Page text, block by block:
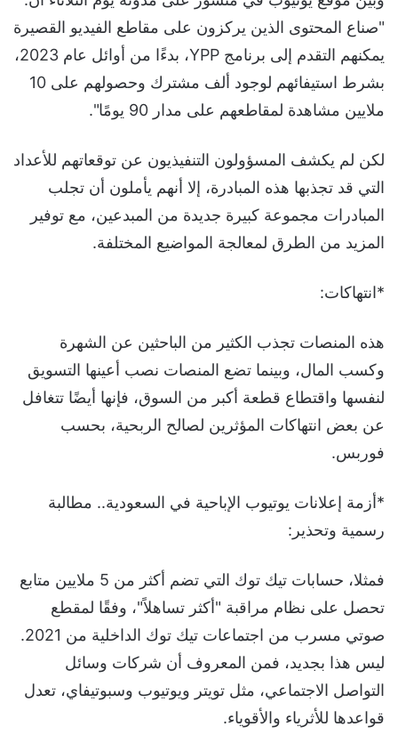
"صناع المحتوى الذين يركزون على مقاطع الفيديو القصيرة
يمكنهم التقدم إلى برنامج YPP، بدءًا من أوائل عام 2023،
بشرط استيفائهم لوجود ألف مشترك وحصولهم على 10
ملايين مشاهدة لمقاطعهم على مدار 90 يومًا".
لكن لم يكشف المسؤولون التنفيذيون عن توقعاتهم للأعداد
التي قد تجذبها هذه المبادرة، إلا أنهم يأملون أن تجلب
المبادرات مجموعة كبيرة جديدة من المبدعين، مع توفير
المزيد من الطرق لمعالجة المواضيع المختلفة.
*انتهاكات:
هذه المنصات تجذب الكثير من الباحثين عن الشهرة
وكسب المال، وبينما تضع المنصات نصب أعينها التسويق
لنفسها واقتطاع قطعة أكبر من السوق، فإنها أيضًا تتغافل
عن بعض انتهاكات المؤثرين لصالح الربحية، بحسب
فوربس.
*أزمة إعلانات يوتيوب الإباحية في السعودية.. مطالبة
رسمية وتحذير:
فمثلا، حسابات تيك توك التي تضم أكثر من 5 ملايين متابع
تحصل على نظام مراقبة "أكثر تساهلاً"، وفقًا لمقطع
صوتي مسرب من اجتماعات تيك توك الداخلية من 2021.
ليس هذا بجديد، فمن المعروف أن شركات وسائل
التواصل الاجتماعي، مثل تويتر ويوتيوب وسبوتيفاي، تعدل
قواعدها للأثرياء والأقوياء.